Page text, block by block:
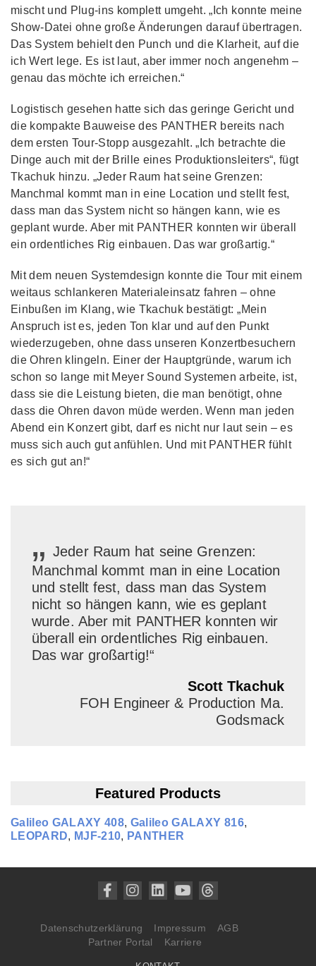
mischt und Plug-ins komplett umgeht. „Ich konnte meine
Show-Datei ohne große Änderungen darauf übertragen.
Das System behielt den Punch und die Klarheit, auf die
ich Wert lege. Es ist laut, aber immer noch angenehm –
genau das möchte ich erreichen.“
Logistisch gesehen hatte sich das geringe Gericht und
die kompakte Bauweise des PANTHER bereits nach
dem ersten Tour-Stopp ausgezahlt. „Ich betrachte die
Dinge auch mit der Brille eines Produktionsleiters“, fügt
Tkachuk hinzu. „Jeder Raum hat seine Grenzen:
Manchmal kommt man in eine Location und stellt fest,
dass man das System nicht so hängen kann, wie es
geplant wurde. Aber mit PANTHER konnten wir überall
ein ordentliches Rig einbauen. Das war großartig.“
Mit dem neuen Systemdesign konnte die Tour mit einem
weitaus schlankeren Materialeinsatz fahren – ohne
Einbußen im Klang, wie Tkachuk bestätigt: „Mein
Anspruch ist es, jeden Ton klar und auf den Punkt
wiederzugeben, ohne dass unseren Konzertbesuchern
die Ohren klingeln. Einer der Hauptgründe, warum ich
schon so lange mit Meyer Sound Systemen arbeite, ist,
dass sie die Leistung bieten, die man benötigt, ohne
dass die Ohren davon müde werden. Wenn man jeden
Abend ein Konzert gibt, darf es nicht nur laut sein – es
muss sich auch gut anfühlen. Und mit PANTHER fühlt
es sich gut an!“
„ Jeder Raum hat seine Grenzen:
Manchmal kommt man in eine Location
und stellt fest, dass man das System
nicht so hängen kann, wie es geplant
wurde. Aber mit PANTHER konnten wir
überall ein ordentliches Rig einbauen.
Das war großartig!“
Scott Tkachuk
FOH Engineer & Production Ma.
Godsmack
Featured Products
Galileo GALAXY 408, Galileo GALAXY 816,
LEOPARD, MJF‑210, PANTHER
Datenschutzerklärung Impressum
AGB
Partner Portal
Karriere